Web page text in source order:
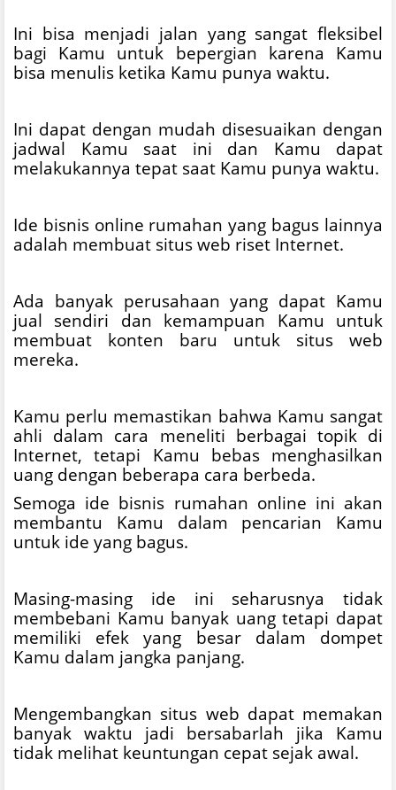
Ini bisa menjadi jalan yang sangat fleksibel
bagi Kamu untuk bepergian karena Kamu
bisa menulis ketika Kamu punya waktu.
Ini dapat dengan mudah disesuaikan dengan
jadwal Kamu saat ini dan Kamu dapat
melakukannya tepat saat Kamu punya waktu.
Ide bisnis online rumahan yang bagus lainnya
adalah membuat situs web riset Internet.
Ada banyak perusahaan yang dapat Kamu
jual sendiri dan kemampuan Kamu untuk
membuat konten baru untuk situs web
mereka.
Kamu perlu memastikan bahwa Kamu sangat
ahli dalam cara meneliti berbagai topik di
Internet, tetapi Kamu bebas menghasilkan
uang dengan beberapa cara berbeda.
Semoga ide bisnis rumahan online ini akan
membantu Kamu dalam pencarian Kamu
untuk ide yang bagus.
Masing-masing ide ini seharusnya tidak
membebani Kamu banyak uang tetapi dapat
memiliki efek yang besar dalam dompet
Kamu dalam jangka panjang.
Mengembangkan situs web dapat memakan
banyak waktu jadi bersabarlah jika Kamu
tidak melihat keuntungan cepat sejak awal.